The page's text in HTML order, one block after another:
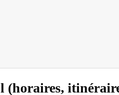
(horaires,